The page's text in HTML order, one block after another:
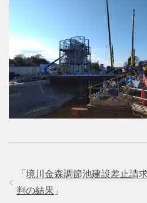
「 境川金森調節池建設差止請
判の結果 」